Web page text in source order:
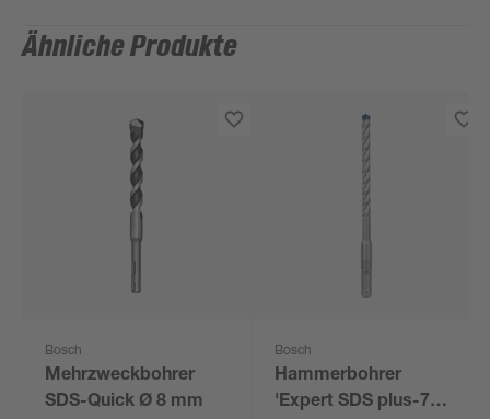
Ähnliche Produkte
Bosch
Mehrzweckbohrer
SDS-Quick Ø 8 mm
Bosch
Hammerbohrer
'Expert SDS plus-7X'